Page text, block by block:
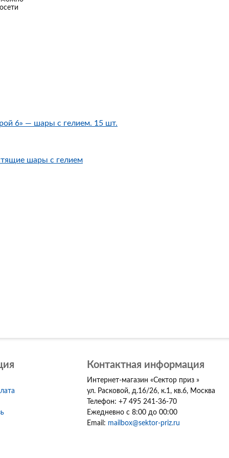
6» — шары с гелием. 15 шт.
шары с гелием
Контактная информация
Интернет-магазин «Сектор приз »
ул. Расковой, д.16/26, к.1, кв.6, Москва
Телефон: +7 495 241-36-70
Ежедневно с 8:00 до 00:00
Email: mailbox@sektor-priz.ru